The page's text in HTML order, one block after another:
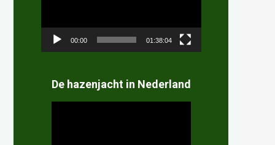
00:00 01:38:04
De hazenjacht in Nederland